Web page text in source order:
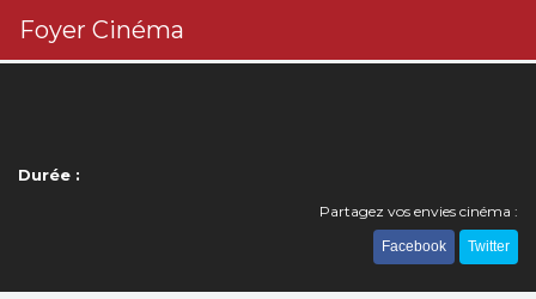
Foyer Cinéma
Durée :
Partagez vos envies cinéma :
Facebook Twitter